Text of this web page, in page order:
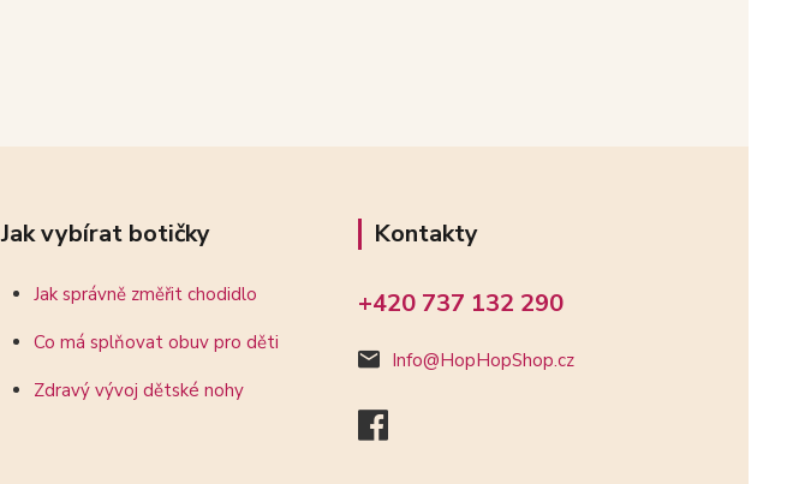
Jak vybírat botičky
Jak správně změřit chodidlo
Co má splňovat obuv pro děti
Zdravý vývoj dětské nohy
Kontakty
+420 737 132 290
Info@HopHopShop.cz